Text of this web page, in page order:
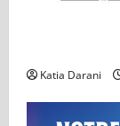
Katia Darani